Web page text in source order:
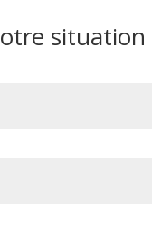
situation